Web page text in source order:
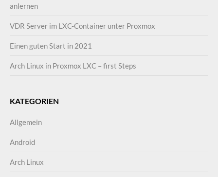
anlernen
VDR Server im LXC-Container unter Proxmox
Einen guten Start in 2021
Arch Linux in Proxmox LXC – first Steps
KATEGORIEN
Allgemein
Android
Arch Linux